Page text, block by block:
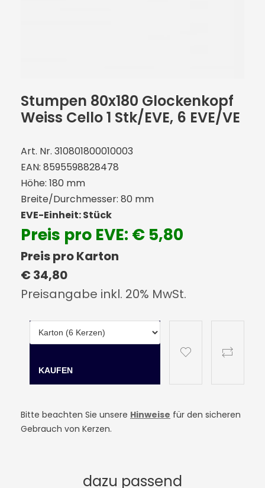
Stumpen 80x180 Glockenkopf
Weiss Cello 1 Stk/EVE, 6 EVE/VE
Art. Nr. 310801800010003
EAN: 8595598828478
Höhe: 180 mm
Breite/Durchmesser: 80 mm
EVE-Einheit: Stück
Preis pro EVE: € 5,80
Preis pro Karton
€ 34,80
Preisangabe inkl. 20% MwSt.
Bitte beachten Sie unsere Hinweise für den sicheren
Gebrauch von Kerzen.
dazu passend